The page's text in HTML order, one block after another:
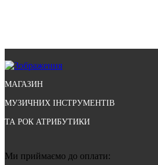
МАГАЗИН
МУЗИЧНИХ ІНСТРУМЕНТІВ
ТА РОК АТРИБУТИКИ
Ми приймаємо до оплати: